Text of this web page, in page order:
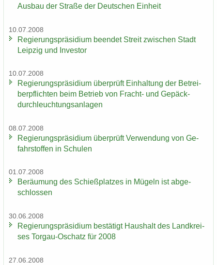
Aus­bau der Stra­ße der Deut­schen Ein­heit
10.07.2008
Re­gie­rungs­prä­si­di­um be­en­det Streit zwi­schen Stadt
Leip­zig und In­ves­tor
10.07.2008
Re­gie­rungs­prä­si­di­um über­prüft Ein­hal­tung der Be­trei­
ber­pflich­ten beim Be­trieb von Fracht-​ und Ge­päck­
durch­leuch­tungs­an­la­gen
08.07.2008
Re­gie­rungs­prä­si­di­um über­prüft Ver­wen­dung von Ge­
fahr­stof­fen in Schu­len
01.07.2008
Be­räu­mung des Schieß­plat­zes in Mü­geln ist ab­ge­
schlos­sen
30.06.2008
Re­gie­rungs­prä­si­di­um be­stä­tigt Haus­halt des Land­krei­
ses Torgau-​Oschatz für 2008
27.06.2008